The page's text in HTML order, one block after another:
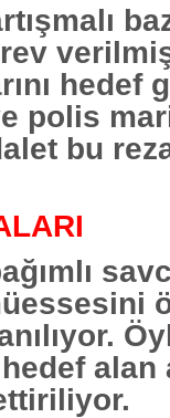
hedef
polis
bu
alan